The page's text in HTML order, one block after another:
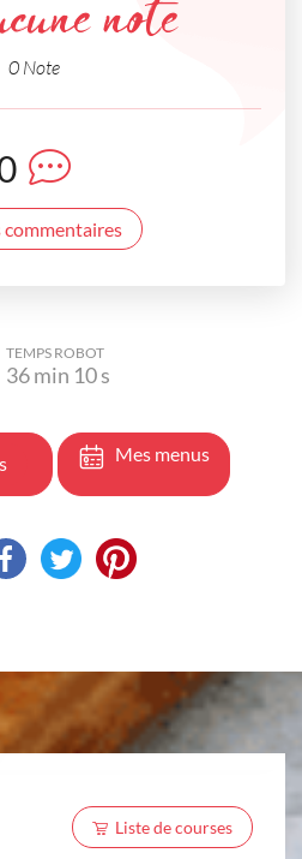
note
0 Note
commentaires
TEMPS ROBOT
36min 10s
Mes menus
Liste de courses